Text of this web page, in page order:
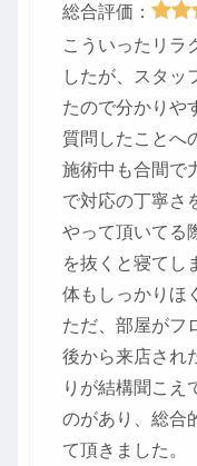
総合評価：
こういったリラ
したが、スタッ
たので分かりや
質問したことへ
施術中も合間で
で対応の丁寧さ
やって頂いてる
を抜くと寝てし
体もしっかりほ
ただ、部屋がフ
後から来店され
りが結構聞こえ
のがあり、総合
て頂きました。